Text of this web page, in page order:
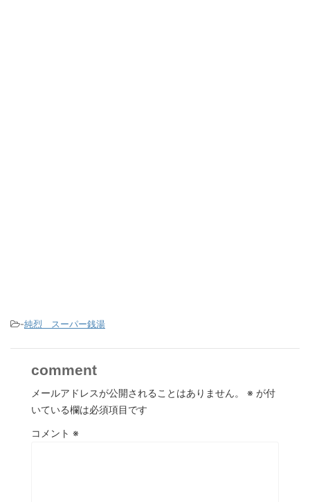
-純烈 スーパー銭湯
comment
メールアドレスが公開されることはありません。 ※ が付
いている欄は必須項目です
コメント ※